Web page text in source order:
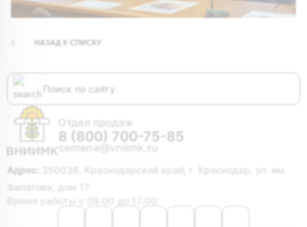
НАЗАД К СПИСКУ
Отдел продаж
8 (800) 700-75-85
semena@vniimk.ru
Адрес:
350038, Краснодарский край, г. Краснодар, ул. им.
Филатова, дом 17
Время работы с 08:00 до 17:00